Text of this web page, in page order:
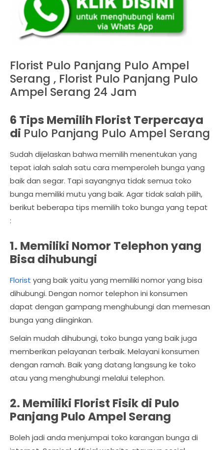
Florist Pulo Panjang Pulo Ampel
Serang , Florist Pulo Panjang Pulo
Ampel Serang 24 Jam
6 Tips Memilih Florist Terpercaya
di Pulo Panjang Pulo Ampel Serang
Sudah dijelaskan bahwa memilih menentukan yang
tepat ialah salah satu cara memperoleh bunga yang
baik dan segar. Tapi sayangnya tidak semua toko
bunga memiliki mutu yang baik. Agar tidak salah pilih,
berikut beberapa tips memilih toko bunga yang tepat
:
1. Memiliki Nomor Telephon yang
Bisa dihubungi
Florist yang baik yaitu yang memiliki nomor yang bisa
dihubungi. Dengan nomor telephon ini konsumen
dapat dengan gampang menghubungi dan memesan
bunga yang diinginkan.
Selain mudah dihubungi, toko bunga yang baik juga
memberikan pelayanan terbaik. Melayani konsumen
dengan ramah. Baik yang datang langsung ke toko
atau yang menghubungi melalui telephon.
2. Memiliki Florist Fisik di Pulo
Panjang Pulo Ampel Serang
Boleh jadi anda menjumpai toko karangan bunga di